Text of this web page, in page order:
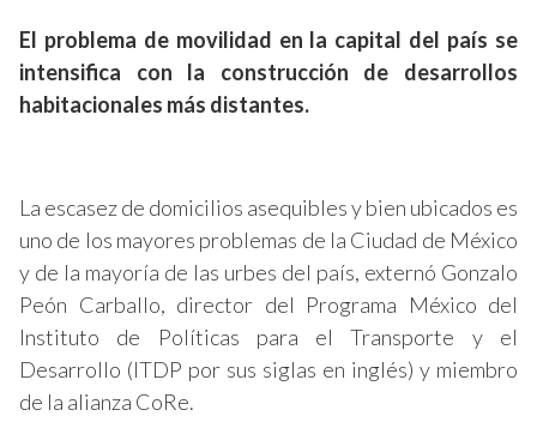
El problema de movilidad en la capital del país se
intensifica con la construcción de desarrollos
habitacionales más distantes.
La escasez de domicilios asequibles y bien ubicados es
uno de los mayores problemas de la Ciudad de México
y de la mayoría de las urbes del país, externó Gonzalo
Peón Carballo, director del Programa México del
Instituto de Políticas para el Transporte y el
Desarrollo (ITDP por sus siglas en inglés) y miembro
de la alianza CoRe.